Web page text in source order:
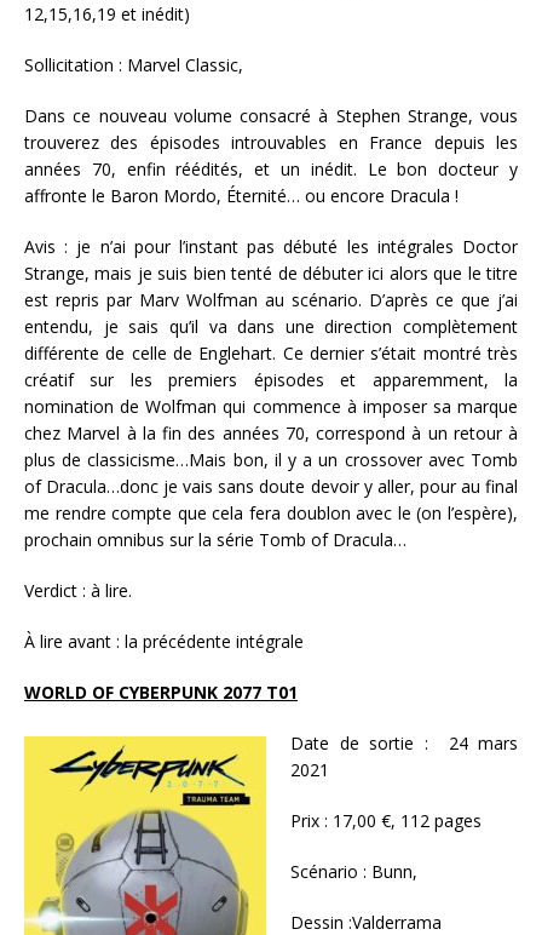
12,15,16,19 et inédit)
Sollicitation : Marvel Classic,
Dans ce nouveau volume consacré à Stephen Strange, vous
trouverez des épisodes introuvables en France depuis les
années 70, enfin réédités, et un inédit. Le bon docteur y
affronte le Baron Mordo, Éternité… ou encore Dracula !
Avis : je n’ai pour l’instant pas débuté les intégrales Doctor
Strange, mais je suis bien tenté de débuter ici alors que le titre
est repris par Marv Wolfman au scénario. D’après ce que j’ai
entendu, je sais qu’il va dans une direction complètement
différente de celle de Englehart. Ce dernier s’était montré très
créatif sur les premiers épisodes et apparemment, la
nomination de Wolfman qui commence à imposer sa marque
chez Marvel à la fin des années 70, correspond à un retour à
plus de classicisme…Mais bon, il y a un crossover avec Tomb
of Dracula…donc je vais sans doute devoir y aller, pour au final
me rendre compte que cela fera doublon avec le (on l’espère),
prochain omnibus sur la série Tomb of Dracula…
Verdict : à lire.
À lire avant : la précédente intégrale
WORLD OF CYBERPUNK 2077 T01
Date de sortie : 24 mars
2021
Prix : 17,00 €, 112 pages
Scénario : Bunn,
Dessin :Valderrama